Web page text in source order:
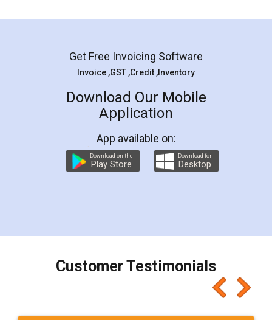
Get Free Invoicing Software
Invoice ,GST ,Credit ,Inventory
Download Our Mobile
Application
App available on:
Download on the
Play Store
Download for
Desktop
Customer Testimonials